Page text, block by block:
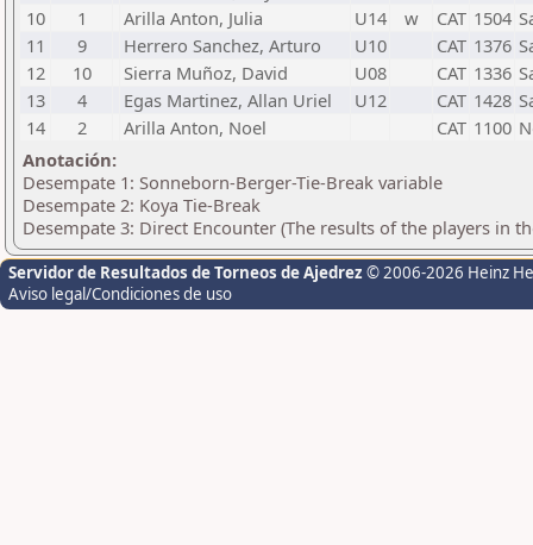
10
1 Arilla Anton, Julia U14 w CAT 1504
11
9 Herrero Sanchez, Arturo U10 CAT 1376
12
10 Sierra Muñoz, David U08 CAT 1336
13
4 Egas Martinez, Allan Uriel U12 CAT 1428
14
2 Arilla Anton, Noel CAT 1100
Anotación:
Desempate 1: Sonneborn-Berger-Tie-Break variable
Desempate 2: Koya Tie-Break
Desempate 3: Direct Encounter (The results of the players in
Servidor de Resultados de Torneos de Ajedrez © 2006-2026 Heinz
Aviso legal/Condiciones de uso